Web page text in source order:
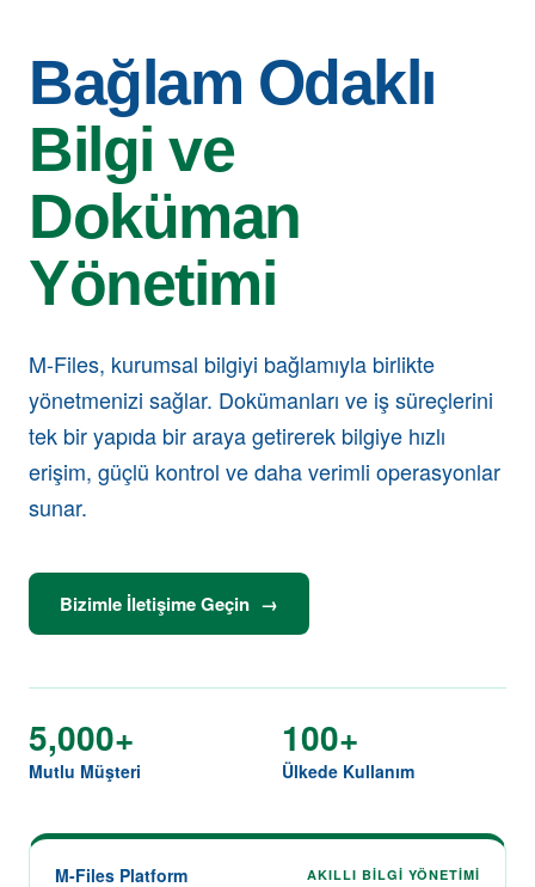
Bağlam Odaklı
Bilgi ve
Doküman
Yönetimi
M-Files, kurumsal bilgiyi bağlamıyla birlikte
yönetmenizi sağlar. Dokümanları ve iş süreçlerini
tek bir yapıda bir araya getirerek bilgiye hızlı
erişim, güçlü kontrol ve daha verimli operasyonlar
sunar.
Bizimle İletişime Geçin →
5,000+
Mutlu Müşteri
100+
Ülkede Kullanım
M-Files Platform AKILLI BILGI YÖNETIMI